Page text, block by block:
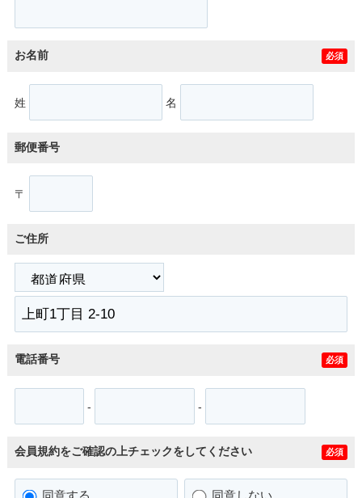
お名前 必須
姓 名
郵便番号
〒
ご住所
電話番号 必須
- -
会員規約をご確認の上チェックをしてください 必須